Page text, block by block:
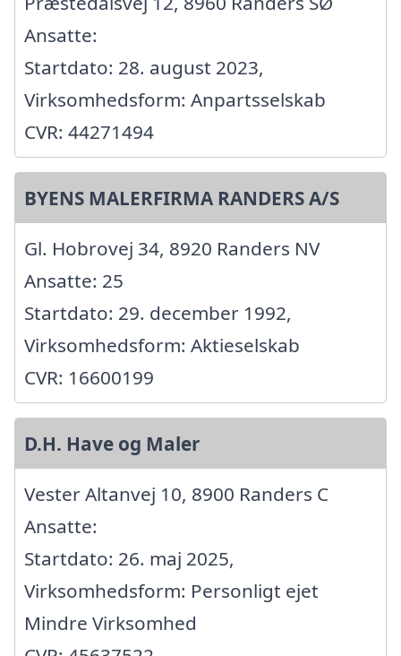
Ansatte:
Startdato: 28. august 2023,
Virksomhedsform: Anpartsselskab
CVR: 44271494
BYENS MALERFIRMA RANDERS A/S
Gl. Hobrovej 34, 8920 Randers NV
Ansatte: 25
Startdato: 29. december 1992,
Virksomhedsform: Aktieselskab
CVR: 16600199
D.H. Have og Maler
Vester Altanvej 10, 8900 Randers C
Ansatte:
Startdato: 26. maj 2025,
Virksomhedsform: Personligt ejet
Mindre Virksomhed